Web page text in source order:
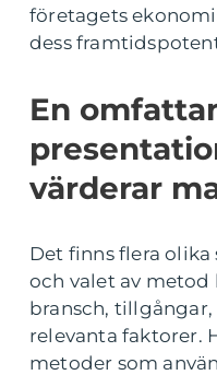
företagets
dess
En
värderar
Det finns flera
och valet av
bransch,
relevanta faktorer.
metoder som